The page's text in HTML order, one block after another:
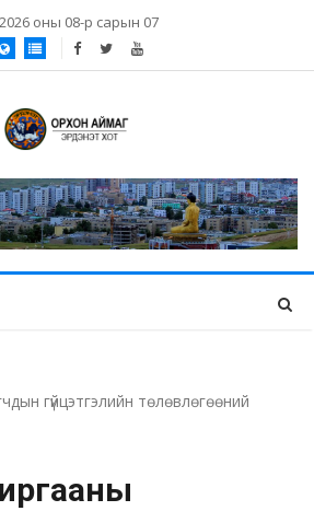
2026 оны 08-р сарын 07
гүйцэтгэлийн төлөвлөгөөний